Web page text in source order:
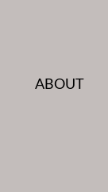
ABOUT